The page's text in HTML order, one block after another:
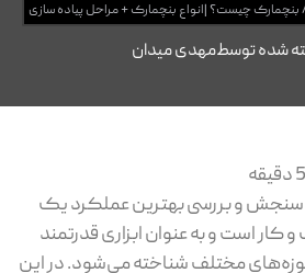
بنچمارک چیست؟ |انواع بنچمارک + مراحل پیاده سازی
شده توسطمهدی میدان
5دقیقه
و بررسی بهترین عملکرد یک
است و به عنوان ابزاری قدرتمند
مختلف شناخته می‌شود. در این